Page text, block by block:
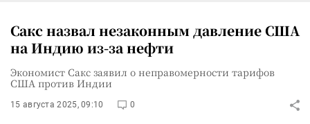
Сакс назвал незаконным давление США
на Индию из-за нефти
Экономист Сакс заявил о неправомерности тарифов
США против Индии
15 августа 2025, 09:10 0